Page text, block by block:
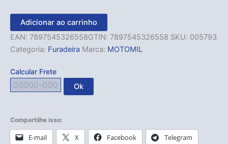
Adicionar ao carrinho
EAN: 7897545326558GTIN: 7897545326558 SKU: 005793
Categoria: Furadeira Marca: MOTOMIL
Calcular Frete
Ok
Compartilhe isso:
E-mail X Facebook Telegram